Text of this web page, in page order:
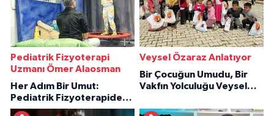
Pediatrik Fizyoterapi
Uzmanı Ömer Alaosman
Her Adım Bir Umut:
Pediatrik Fizyoterapiden
İlham Veren Hikâyeler
Veysel Özaraz Anlatıyor
Bir Çocuğun Umudu, Bir
Vakfın Yolculuğu Veysel